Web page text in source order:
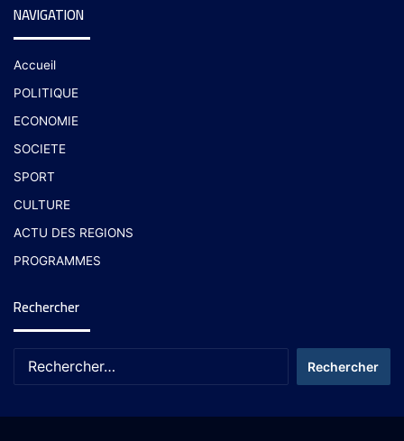
NAVIGATION
Accueil
POLITIQUE
ECONOMIE
SOCIETE
SPORT
CULTURE
ACTU DES REGIONS
PROGRAMMES
Rechercher